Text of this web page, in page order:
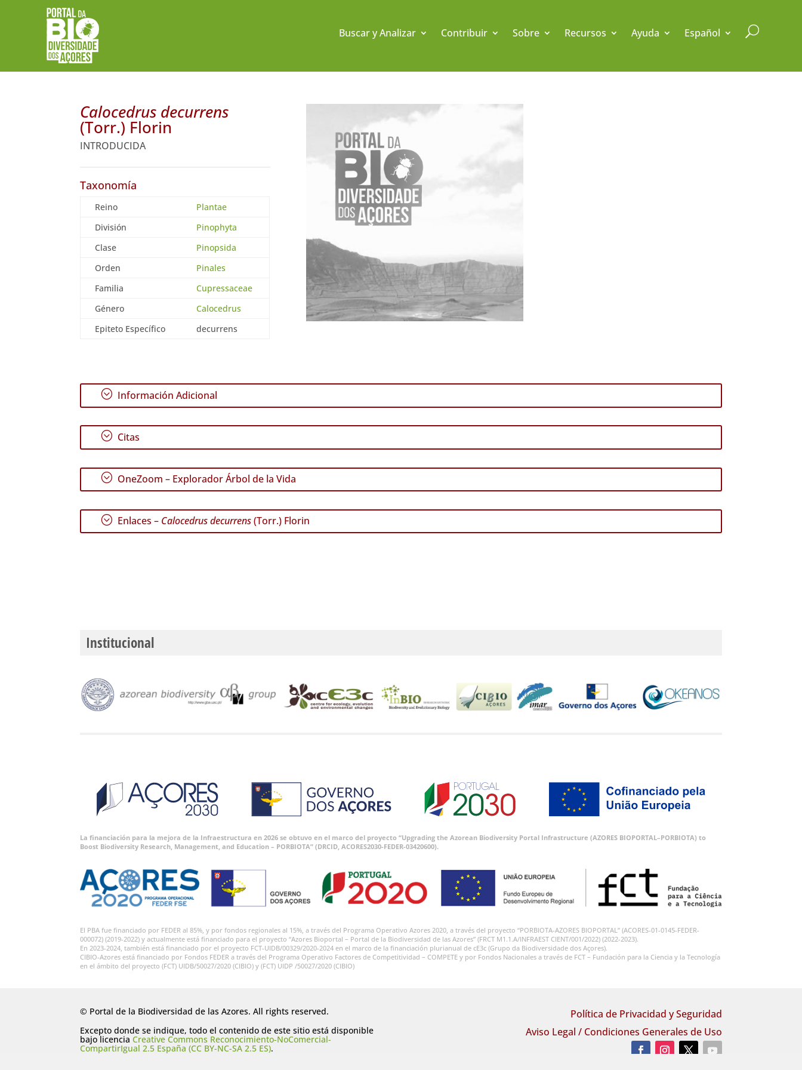
Buscar y Analizar Contribuir Sobre Recursos Ayuda Español U
Calocedrus decurrens
(Torr.) Florin
INTRODUCIDA
Taxonomía
Reino
Plantae
División
Pinophyta
Clase
Pinopsida
Orden
Pinales
Familia
Cupressaceae
Género
Calocedrus
Epiteto Específico
decurrens
; Información Adicional
; Citas
; OneZoom – Explorador Árbol de la Vida
; Enlaces – Calocedrus decurrens(Torr.) Florin
Institucional
La financiación para la mejora de la Infraestructura en 2026 se obtuvo en el marco del proyecto “Upgrading the Azorean Biodiversity Portal Infrastructure (AZORES BIOPORTAL–PORBIOTA) to
Boost Biodiversity Research, Management, and Education – PORBIOTA” (DRCID, ACORES2030-FEDER-03420600).
El PBA fue financiado por FEDER al 85%, y por fondos regionales al 15%, a través del Programa Operativo Azores 2020, a través del proyecto “PORBIOTA-AZORES BIOPORTAL” (ACORES-01-0145-FEDER-
000072) (2019-2022) y actualmente está financiado para el proyecto “Azores Bioportal – Portal de la Biodiversidad de las Azores” (FRCT M1.1.A/INFRAEST CIENT/001/2022) (2022-2023).
En 2023-2024, también está financiado por el proyecto FCT-UIDB/00329/2020-2024 en el marco de la financiación plurianual de cE3c (Grupo da Biodiversidade dos Açores).
CIBIO-Azores está financiado por Fondos FEDER a través del Programa Operativo Factores de Competitividad – COMPETE y por Fondos Nacionales a través de FCT – Fundación para la Ciencia y la Tecnología
en el ámbito del proyecto (FCT) UIDB/50027/2020 (CIBIO) y (FCT) UIDP /50027/2020 (CIBIO)
© Portal de la Biodiversidad de las Azores. All rights reserved.
Excepto donde se indique, todo el contenido de este sitio está disponible
bajo licenciaCreative Commons Reconocimiento-NoComercial-
CompartirIgual 2.5 España (CC BY-NC-SA 2.5 ES).
Política de Privacidad y Seguridad
Aviso Legal / Condiciones Generales de Uso